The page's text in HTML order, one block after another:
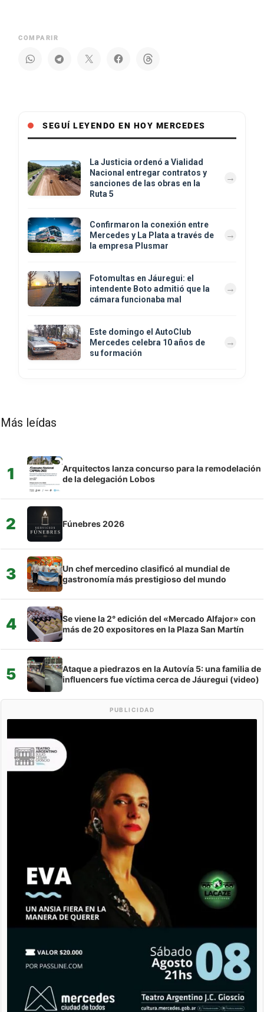
COMPARIR
SEGUÍ LEYENDO EN HOY MERCEDES
La Justicia ordenó a Vialidad
Nacional entregar contratos y
sanciones de las obras en la
Ruta 5
Confirmaron la conexión entre
Mercedes y La Plata a través de
la empresa Plusmar
Fotomultas en Jáuregui: el
intendente Boto admitió que la
cámara funcionaba mal
Este domingo el AutoClub
Mercedes celebra 10 años de
su formación
Más leídas
1
Arquitectos lanza concurso para la remodelación
de la delegación Lobos
2 Fúnebres 2026
3
Un chef mercedino clasificó al mundial de
gastronomía más prestigioso del mundo
4
Se viene la 2° edición del «Mercado Alfajor» con
más de 20 expositores en la Plaza San Martín
5
Ataque a piedrazos en la Autovía 5: una familia de
influencers fue víctima cerca de Jáuregui (video)
PUBLICIDAD